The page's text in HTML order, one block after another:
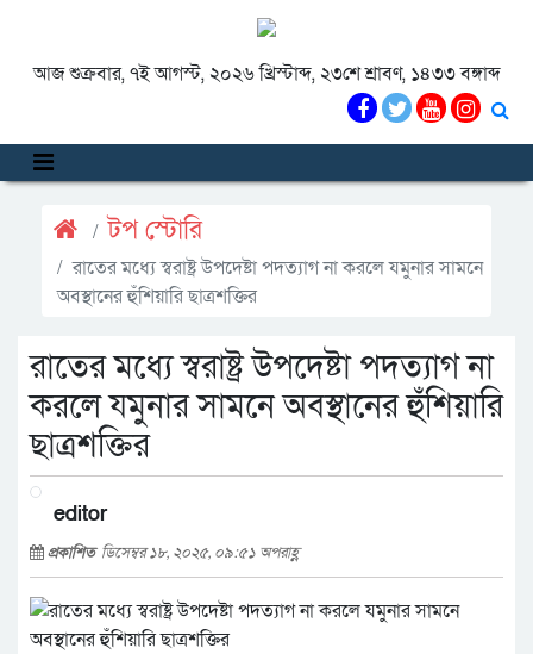
আজ শুক্রবার, ৭ই আগস্ট, ২০২৬ খ্রিস্টাব্দ, ২৩শে শ্রাবণ, ১৪৩৩ বঙ্গাব্দ
টপ স্টোরি
রাতের মধ্যে স্বরাষ্ট্র উপদেষ্টা পদত্যাগ না করলে যমুনার সামনে
অবস্থানের হুঁশিয়ারি ছাত্রশক্তির
রাতের মধ্যে স্বরাষ্ট্র উপদেষ্টা পদত্যাগ না
করলে যমুনার সামনে অবস্থানের হুঁশিয়ারি
ছাত্রশক্তির
editor
প্রকাশিত ডিসেম্বর ১৮, ২০২৫, ০৯:৫১ অপরাহ্ণ